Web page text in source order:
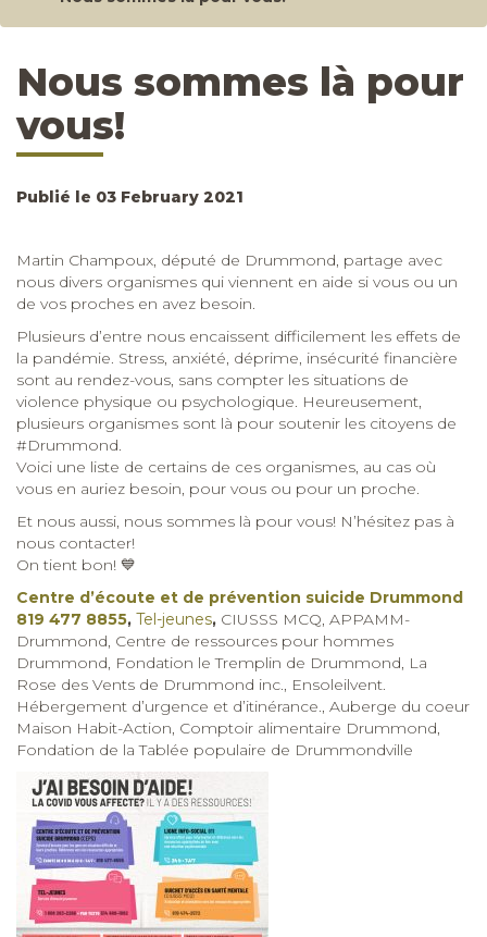
Nous sommes là pour
vous!
Publié le 03 February 2021
Martin Champoux, député de Drummond, partage avec
nous divers organismes qui viennent en aide si vous ou un
de vos proches en avez besoin.
Plusieurs d’entre nous encaissent difficilement les effets de
la pandémie. Stress, anxiété, déprime, insécurité financière
sont au rendez-vous, sans compter les situations de
violence physique ou psychologique. Heureusement,
plusieurs organismes sont là pour soutenir les citoyens de
#Drummond.
Voici une liste de certains de ces organismes, au cas où
vous en auriez besoin, pour vous ou pour un proche.
Et nous aussi, nous sommes là pour vous! N’hésitez pas à
nous contacter!
On tient bon! 💙
Centre d’écoute et de prévention suicide Drummond
819 477 8855, Tel-jeunes, CIUSSS MCQ, APPAMM-
Drummond, Centre de ressources pour hommes
Drummond, Fondation le Tremplin de Drummond, La
Rose des Vents de Drummond inc., Ensoleilvent.
Hébergement d’urgence et d’itinérance., Auberge du coeur
Maison Habit-Action, Comptoir alimentaire Drummond,
Fondation de la Tablée populaire de Drummondville